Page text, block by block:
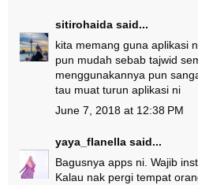
sitirohaida said...
kita memang guna aplikasi
pun mudah sebab tajwid
menggunakannya pun
tau muat turun aplikasi ni
June 7, 2018 at 12:38 PM
yaya_flanella said...
Bagusnya apps ni. Wajib
Kalau nak pergi tempat